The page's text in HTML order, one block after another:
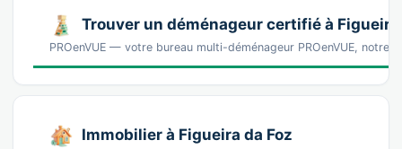
Trouver un déménageur certifié à Figueira
PROenVUE — votre bureau multi-déménageur PROenVUE, notre
Immobilier à Figueira da Foz